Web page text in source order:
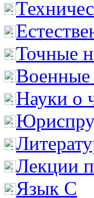
Точные
Науки о
Лекции
Язык С